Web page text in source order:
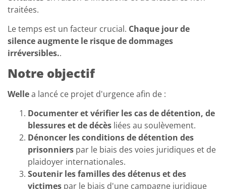
traitées.
Le temps est un facteur crucial. Chaque jour de
silence augmente le risque de dommages
irréversibles..
Notre objectif
Wellea lancé ce projet d'urgence afin de :
Documenter et vérifier les cas de détention, de
blessures et de décès liées au soulèvement.
Dénoncer les conditions de détention des
prisonniers par le biais des voies juridiques et de
plaidoyer internationales.
Soutenir les familles des détenus et des
victimes par le biais d'une campagne juridique